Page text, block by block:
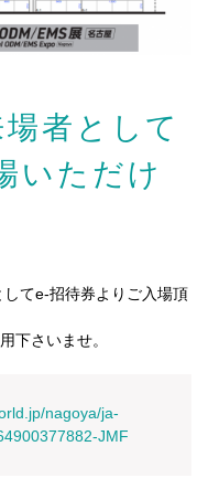
者として
いただけ
てe-招待券よりご入場頂
下さいませ。
nagoya/ja-
JMF